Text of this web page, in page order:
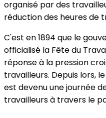
organisé par des
réduction des heures de
C'est en 1894 que le
officialisé la Fête du
réponse à la pression
travailleurs. Depuis lors,
est devenu une journée
travailleurs à travers le